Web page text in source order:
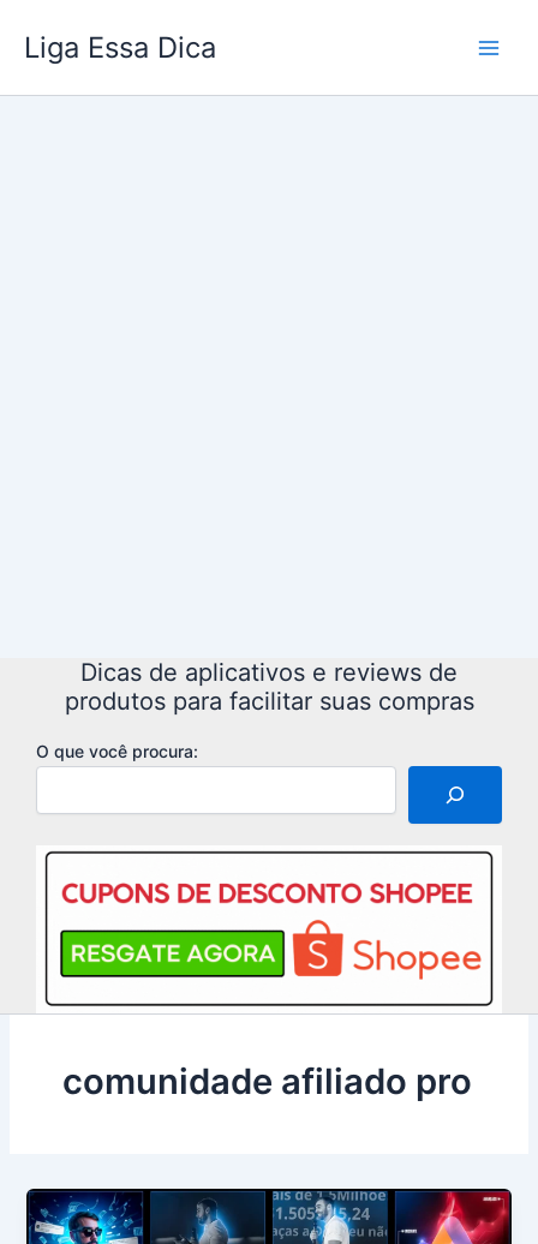
para
conteúdo
Liga Essa Dica
Dicas de aplicativos e reviews de
produtos para facilitar suas compras
O que você procura:
comunidade afiliado pro